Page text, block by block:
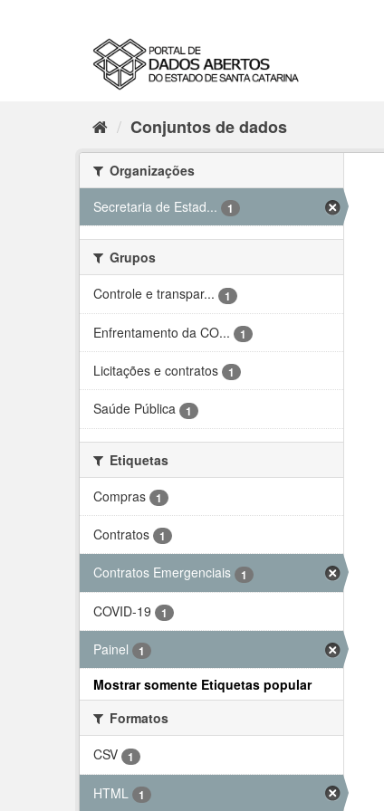
Conjuntos de dados
Organizações
Secretaria de Estad...
1
Grupos
Controle e transpar...
1
Enfrentamento da CO... 1
Licitações e contratos 1
Saúde Pública 1
Etiquetas
Compras
1
Contratos 1
Contratos Emergenciais 1
COVID-19 1
Painel 1
Mostrar somente Etiquetas popular
Formatos
CSV
1
HTML 1